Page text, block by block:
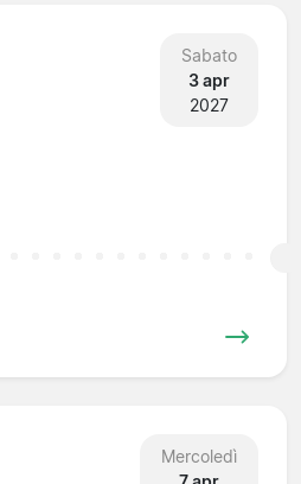
Sabato
3 apr
2027
Mercoledì